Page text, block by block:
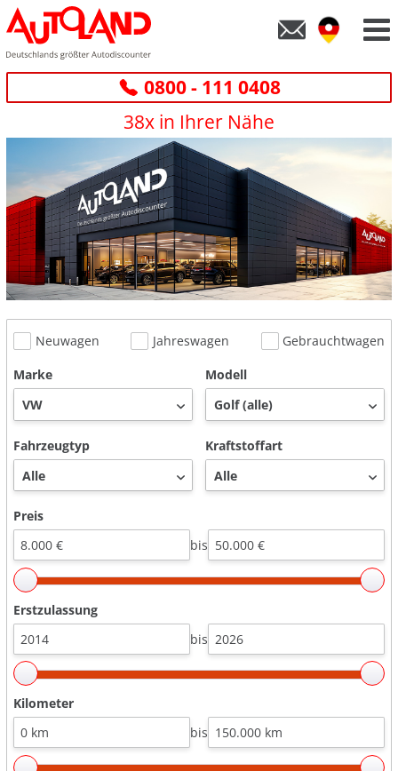
0800 - 111 0408
38x in Ihrer Nähe
Neuwagen Jahreswagen
Gebrauchtwagen
Marke
Modell
Fahrzeugtyp Kraftstoffart
Preis
bis
Erstzulassung
bis
Kilometer
bis